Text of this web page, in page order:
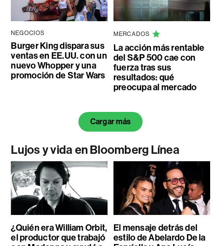
NEGOCIOS
Burger King dispara sus
ventas en EE.UU. con un
nuevo Whopper y una
promoción de Star Wars
MERCADOS
La acción más rentable
del S&P 500 cae con
fuerza tras sus
resultados: qué
preocupa al mercado
Cargar más
Lujos y vida en Bloomberg Línea
¿Quién era William Orbit,
el productor que trabajó
El mensaje detrás del
estilo de Abelardo De la